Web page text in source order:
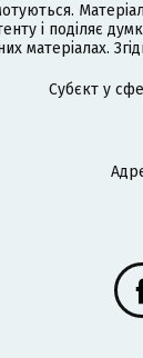
і поділяє
матеріалах.
Cубєкт у